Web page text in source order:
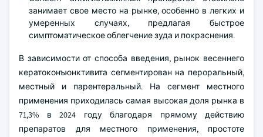
занимает свое место на рынке, особенно в легких и
умеренных случаях, предлагая быстрое
симптоматическое облегчение зуда и покраснения.
В зависимости от способа введения, рынок весеннего
кератоконъюнктивита сегментирован на пероральный,
местный и парентеральный. На сегмент местного
применения приходилась самая высокая доля рынка в
71,3% в 2024 году благодаря прямому действию
препаратов для местного применения, простоте